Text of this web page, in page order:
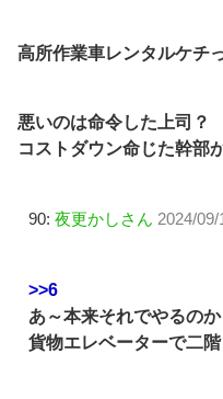
高所作業車レンタルケチ
悪いのは命令した上司？
コストダウン命じた幹部
90: 夜更かしさん 2024/
>>6
あ～本来それでやるのか
貨物エレベーターで二